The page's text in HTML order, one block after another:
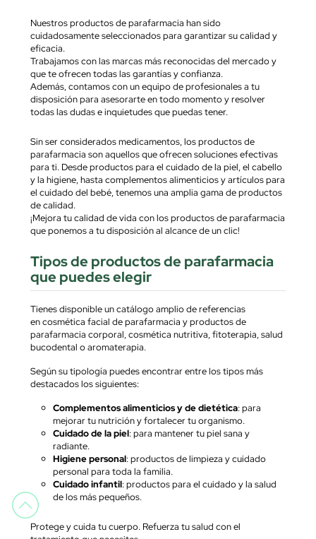
Nuestros productos de parafarmacia han sido
cuidadosamente seleccionados para garantizar su calidad y
eficacia.
Trabajamos con las marcas más reconocidas del mercado y
que te ofrecen todas las garantías y confianza.
Además, contamos con un equipo de profesionales a tu
disposición para asesorarte en todo momento y resolver
todas las dudas e inquietudes que puedas tener.
Sin ser considerados medicamentos, los productos de
parafarmacia son aquellos que ofrecen soluciones efectivas
para ti. Desde productos para el cuidado de la piel, el cabello
y la higiene, hasta complementos alimenticios y artículos para
el cuidado del bebé, tenemos una amplia gama de productos
de calidad.
¡Mejora tu calidad de vida con los productos de parafarmacia
que ponemos a tu disposición al alcance de un clic!
Tipos de productos de parafarmacia
que puedes elegir
Tienes disponible un catálogo amplio de referencias
encosmética facial de parafarmacia yproductos de
parafarmacia corporal, cosmética nutritiva, fitoterapia, salud
bucodental o aromaterapia.
Según su tipología puedes encontrar entre los tipos más
destacados los siguientes:
Complementos alimenticios y de dietética: para
mejorar tu nutrición y fortalecer tu organismo.
Cuidado de la piel: para mantener tu piel sana y
radiante.
Higiene personal: productos de limpieza y cuidado
personal para toda la familia.
Cuidado infantil: productos para el cuidado y la salud
de los más pequeños.
Protege y cuida tu cuerpo. Refuerza tu salud con el